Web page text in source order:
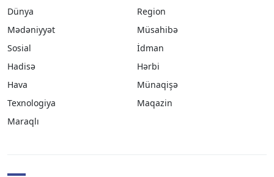
Dünya
Region
Mədəniyyət
Müsahibə
Sosial
İdman
Hadisə
Hərbi
Hava
Münaqişə
Texnologiya
Maqazin
Maraqlı